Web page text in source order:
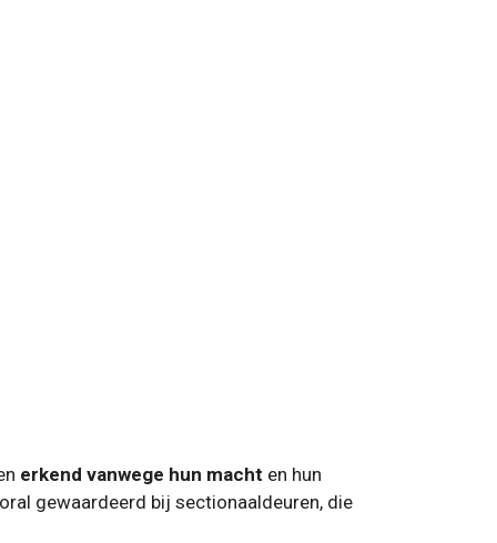
erkend vanwege hun macht en hun
gewaardeerd bij sectionaaldeuren, die